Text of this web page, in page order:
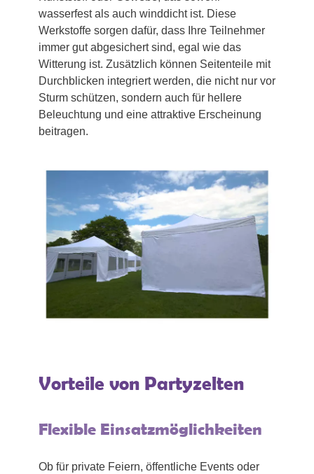
wasserfest als auch winddicht ist. Diese
Werkstoffe sorgen dafür, dass Ihre Teilnehmer
immer gut abgesichert sind, egal wie das
Witterung ist. Zusätzlich können Seitenteile mit
Durchblicken integriert werden, die nicht nur vor
Sturm schützen, sondern auch für hellere
Beleuchtung und eine attraktive Erscheinung
beitragen.
Vorteile von Partyzelten
Flexible Einsatzmöglichkeiten
Ob für private Feiern, öffentliche Events oder